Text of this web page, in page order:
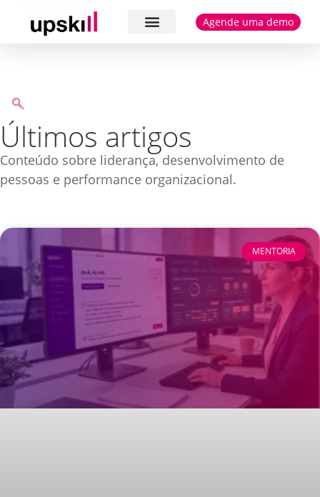
Agende uma demo
Últimos artigos
Conteúdo sobre liderança, desenvolvimento de
pessoas e performance organizacional.
MENTORIA